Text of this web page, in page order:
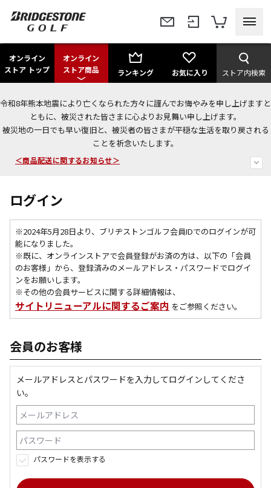
オンライン
ストア トップ
オンライン
ストア商品
ランキング お気に入り ストア内検索
令和8年熊本地震により亡くなられた方々に謹んでお悔やみを申し上げますと
ともに、被災された皆さまに心よりお見舞い申し上げます。
被災地の一日でも早い復旧と、被災者の皆さまが平穏な生活を取り戻される
ことを祈念いたします。
今なら新規会員登録で1,000円OFFクーポンプレゼント！
＜商品配送に関するお知らせ＞
＜夏季休暇中のご注文・発送・お問い合わせ＞
ログイン
※2024年5月28日より、ブリヂストンゴルフ会員IDでのログインが可
能になりました。
※既に、 オンラインストアで会員登録がお済の方は、以下の「会員
のお客様」から、登録済みのメールアドレス・パスワードでログイ
ンをお願いします。
※その他の会員サービスに関する詳細情報は、
サイトリニューアルに関するご案内 をご参照ください。
会員のお客様
メールアドレスとパスワードを入力してログインしてくださ
い。
パスワードを表示する